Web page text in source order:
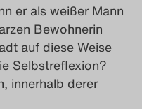
er als weißer Mann
Bewohnerin
auf diese Weise
Selbstreflexion?
innerhalb derer